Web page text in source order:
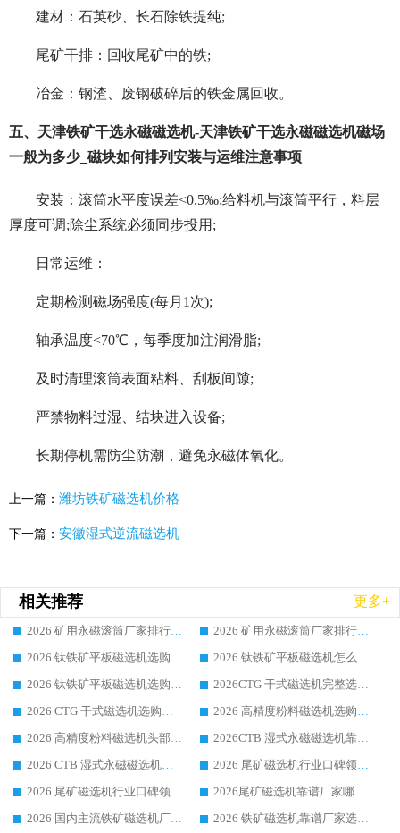
建材：石英砂、长石除铁提纯;
尾矿干排：回收尾矿中的铁;
冶金：钢渣、废钢破碎后的铁金属回收。
五、天津铁矿干选永磁磁选机-天津铁矿干选永磁磁选机磁场
一般为多少_磁块如何排列安装与运维注意事项
安装：滚筒水平度误差<0.5‰;给料机与滚筒平行，料层
厚度可调;除尘系统必须同步投用;
日常运维：
定期检测磁场强度(每月1次);
轴承温度<70℃，每季度加注润滑脂;
及时清理滚筒表面粘料、刮板间隙;
严禁物料过湿、结块进入设备;
长期停机需防尘防潮，避免永磁体氧化。
上一篇： 潍坊铁矿磁选机价格
下一篇： 安徽湿式逆流磁选机
相关推荐 更多+
2026 矿用永磁滚筒厂家排行榜选购干货指南 行业口碑标杆华体会手机网页版-华体会(中国) 实力出众
2026 矿用永磁滚筒厂家排行榜选购指南，行业口碑领域强者华体会手机网页版-华体会(中国)
2026 钛铁矿平板磁选机选购全攻略 市场公认优质品牌厂家实力排行榜
2026 钛铁矿平板磁选机怎么选 靠谱生产企业实力排行榜选购参考攻略
2026 钛铁矿平板磁选机选购指南 行业口碑优选品牌生产企业实力排行榜
2026CTG 干式磁选机完整选购指南 行业口碑顶尖靠谱生产龙头厂家实力推荐
2026 CTG 干式磁选机选购指南|行业口碑靠谱生产厂家领域强者推荐
2026 高精度粉料磁选机选购全攻略 行业优质品牌华体会手机网页版-华体会(中国) 实力深度解析
2026 高精度粉料磁选机头部厂家选购指南 行业口碑靠谱品牌推荐 领域强者华体会手机网页版-华体会(中国) 解析
2026CTB 湿式永磁磁选机靠谱厂家实力排行榜 铁矿选矿设备采购全流程选购指南
2026 CTB 湿式永磁磁选机选购指南|行业口碑良好品牌推荐，领域强者华体会手机网页版-华体会(中国)
2026 尾矿磁选机行业口碑领域强者，源头直供国内主流厂家华体会手机网页版-华体会(中国) 一站式服务
2026 尾矿磁选机行业口碑领域强者，源头直供国内主流厂家华体会手机网页版-华体会(中国) 一站式服务
2026尾矿磁选机靠谱厂家哪家好 行业口碑领域强者华体会手机网页版-华体会(中国) 推荐
2026 国内主流铁矿磁选机厂家选购指南|行业口碑好品牌推荐，领域强者华体会手机网页版-华体会(中国)
2026 铁矿磁选机靠谱厂家选购全攻略 行业标杆华体会手机网页版-华体会(中国) 设备性价比出众